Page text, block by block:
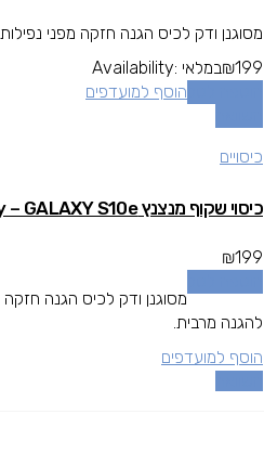
מסוגנן ודק לכיס הגנה חזקה מפני נפילות OtterBox הינה חברה בין המובילות בתחום המגן עולה מעל גובה המסך להגנה מרבית.
₪199
Availability: במלאי
הוסף למועדפים
כיסויים
כיסוי שקוף מנצנץ OtterBox Symmetry – GALAXY S10e
₪199
להגנה מרבית.
הוסף למועדפים